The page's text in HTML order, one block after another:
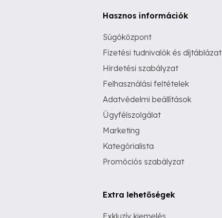
Hasznos információk
Súgóközpont
Fizetési tudnivalók és díjtáblázat
Hirdetési szabályzat
Felhasználási feltételek
Adatvédelmi beállítások
Ügyfélszolgálat
Marketing
Kategórialista
Promóciós szabályzat
Extra lehetőségek
Exkluzív kiemelés